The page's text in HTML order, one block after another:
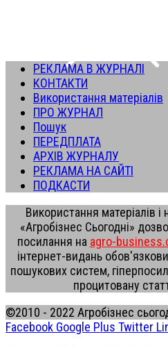
РЕКЛАМА В ЖУРНАЛІ
КОНТАКТИ
Використання матеріалів
ПРО ЖУРНАЛ
Пошук
ПЕРЕДПЛАТА
АРХІВ ЖУРНАЛУ
РЕКЛАМА НА САЙТІ
ПОДКАСТИ
Використання матеріалів
«Агробізнес Сьогодні»
посилання на agro-
інтернет-видань
пошукових систем,
процитовану
©2010 - 2022 Агробізнес
Facebook Google Plus Twitter